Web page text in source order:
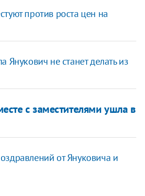
против роста цен на
Янукович не станет делать из
с заместителями ушла в
от Януковича и